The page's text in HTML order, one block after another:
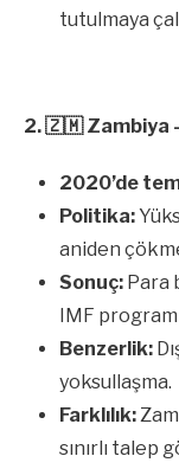
tutulmaya
2.🇿🇲Zambiya
2020’de
Politika:
aniden
Sonuç: Para
IMF
Benzerlik:
yoksullaşma.
Farklılık:
sınırlı talep